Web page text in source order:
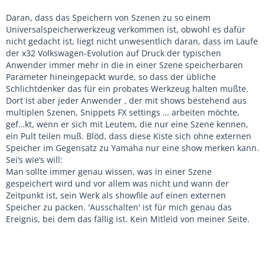
Daran, dass das Speichern von Szenen zu so einem
Universalspeicherwerkzeug verkommen ist, obwohl es dafür
nicht gedacht ist, liegt nicht unwesentlich daran, dass im Laufe
der x32 Volkswagen-Evolution auf Druck der typischen
Anwender immer mehr in die in einer Szene speicherbaren
Parameter hineingepackt wurde, so dass der übliche
Schlichtdenker das für ein probates Werkzeug halten mußte.
Dort ist aber jeder Anwender , der mit shows bestehend aus
multiplen Szenen, Snippets FX settings … arbeiten möchte,
gef…kt, wenn er sich mit Leutem, die nur eine Szene kennen,
ein Pult teilen muß. Blöd, dass diese Kiste sich ohne externen
Speicher im Gegensatz zu Yamaha nur eine show merken kann.
Sei‘s wie‘s will:
Man sollte immer genau wissen, was in einer Szene
gespeichert wird und vor allem was nicht und wann der
Zeitpunkt ist, sein Werk als showfile auf einen externen
Speicher zu packen. 'Ausschalten' ist für mich genau das
Ereignis, bei dem das fällig ist. Kein Mitleid von meiner Seite.